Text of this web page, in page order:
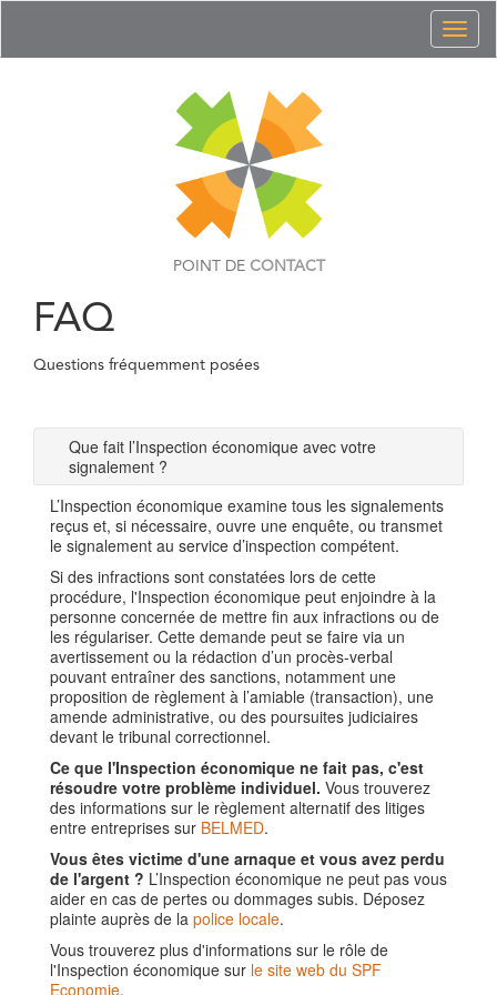
POINT DE CONTACT
FAQ
Questions fréquemment posées
Que fait l’Inspection économique avec votre
signalement ?
L’Inspection économique examine tous les signalements
reçus et, si nécessaire, ouvre une enquête, ou transmet
le signalement au service d’inspection compétent.
Si des infractions sont constatées lors de cette
procédure, l'Inspection économique peut enjoindre à la
personne concernée de mettre fin aux infractions ou de
les régulariser. Cette demande peut se faire via un
avertissement ou la rédaction d’un procès-verbal
pouvant entraîner des sanctions, notamment une
proposition de règlement à l’amiable (transaction), une
amende administrative, ou des poursuites judiciaires
devant le tribunal correctionnel.
Ce que l'Inspection économique ne fait pas, c'est
résoudre votre problème individuel. Vous trouverez
des informations sur le règlement alternatif des litiges
entre entreprises sur BELMED.
Vous êtes victime d'une arnaque et vous avez perdu
de l'argent ? L’Inspection économique ne peut pas vous
aider en cas de pertes ou dommages subis. Déposez
plainte auprès de la police locale.
Vous trouverez plus d'informations sur le rôle de
l'Inspection économique sur le site web du SPF
Economie.